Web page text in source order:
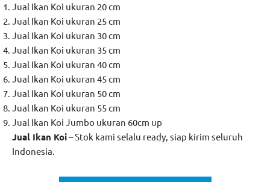
Jual Ikan Koi ukuran 20 cm
Jual Ikan Koi ukuran 25 cm
Jual Ikan Koi ukuran 30 cm
Jual Ikan Koi ukuran 35 cm
Jual Ikan Koi ukuran 40 cm
Jual Ikan Koi ukuran 45 cm
Jual Ikan Koi ukuran 50 cm
Jual Ikan Koi ukuran 55 cm
Jual Ikan Koi Jumbo ukuran 60cm up
Jual Ikan Koi– Stok kami selalu ready, siap kirim seluruh
Indonesia.